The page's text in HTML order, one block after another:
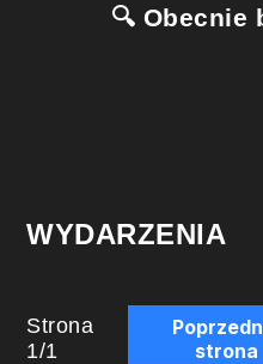
🔍 Obecnie
WYDARZENIA
Strona
1/1
strona